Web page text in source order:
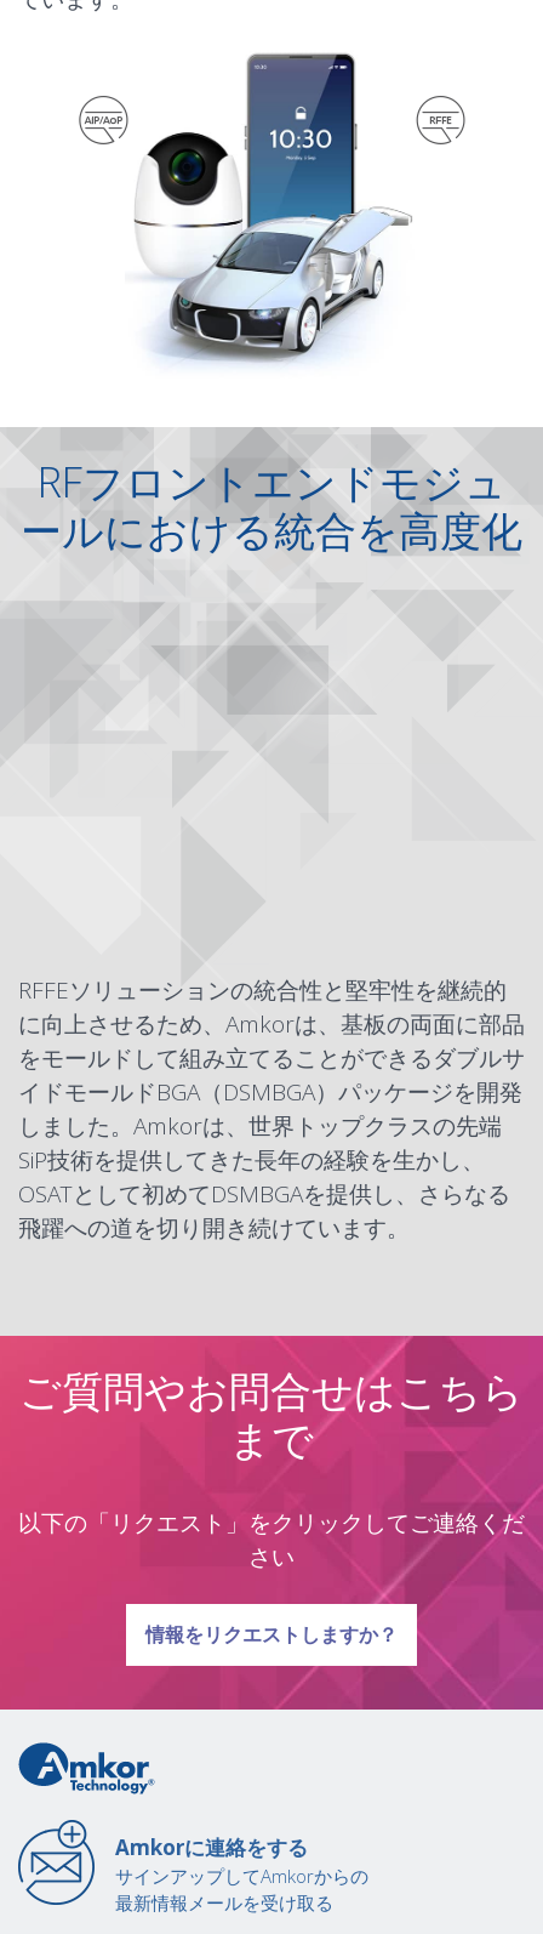
IoTスマートデバイス
モバイル
データシート
AiP/AoP
DSMBGA
WLSiP/WL3D
IoTスマートデバイス
モバイル
データシート
AiP/AoP
DSMBGA
WLSiP/WL3D
RFフロントエンドモジュ
ールにおける統合を高度化
RFFEソリューションの統合性と堅牢性を継続的
に向上させるため、Amkorは、基板の両面に部品
をモールドして組み立てることができるダブルサ
イドモールドBGA（DSMBGA）パッケージを開発
しました。Amkorは、世界トップクラスの先端
SiP技術を提供してきた長年の経験を生かし、
OSATとして初めてDSMBGAを提供し、さらなる
飛躍への道を切り開き続けています。
ご質問やお問合せはこちら
まで
以下の「リクエスト」をクリックしてご連絡くだ
さい
質問に関する
情報をリクエストしますか？
Amkorに連絡をする
サインアップしてAmkorからの
最新情報メールを受け取る